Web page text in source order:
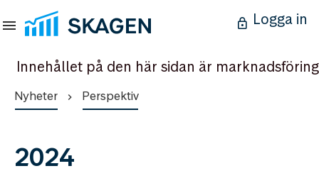
Logga in
Innehållet på den här sidan är marknadsföring
Nyheter Perspektiv
2024